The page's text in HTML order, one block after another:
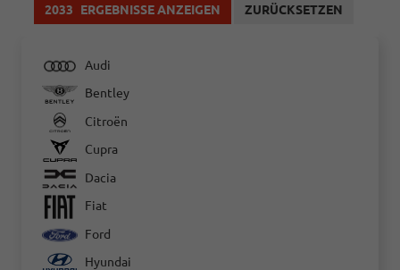
2033 ERGEBNISSE ANZEIGEN ZURÜCKSETZEN
Audi
Bentley
Citroën
Cupra
Dacia
Fiat
Ford
Hyundai